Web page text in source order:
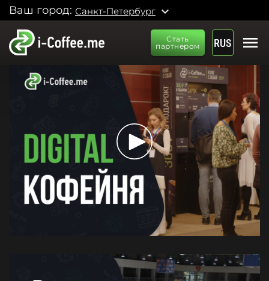
Ваш город: Санкт-Петербург expand_more
Стать
партнером
RUS menu